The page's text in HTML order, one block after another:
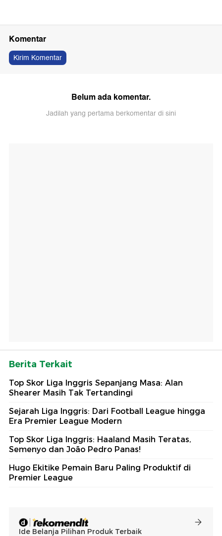
Komentar
Kirim Komentar
Belum ada komentar.
Jadilah yang pertama berkomentar di sini
Berita Terkait
Top Skor Liga Inggris Sepanjang Masa: Alan
Shearer Masih Tak Tertandingi
Sejarah Liga Inggris: Dari Football League hingga
Era Premier League Modern
Top Skor Liga Inggris: Haaland Masih Teratas,
Semenyo dan João Pedro Panas!
Hugo Ekitike Pemain Baru Paling Produktif di
Premier League